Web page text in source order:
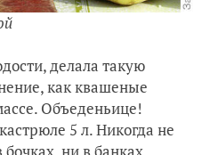
делала такую
как квашеные
Объеденьице!
5 л. Никогда не
ни в банках.